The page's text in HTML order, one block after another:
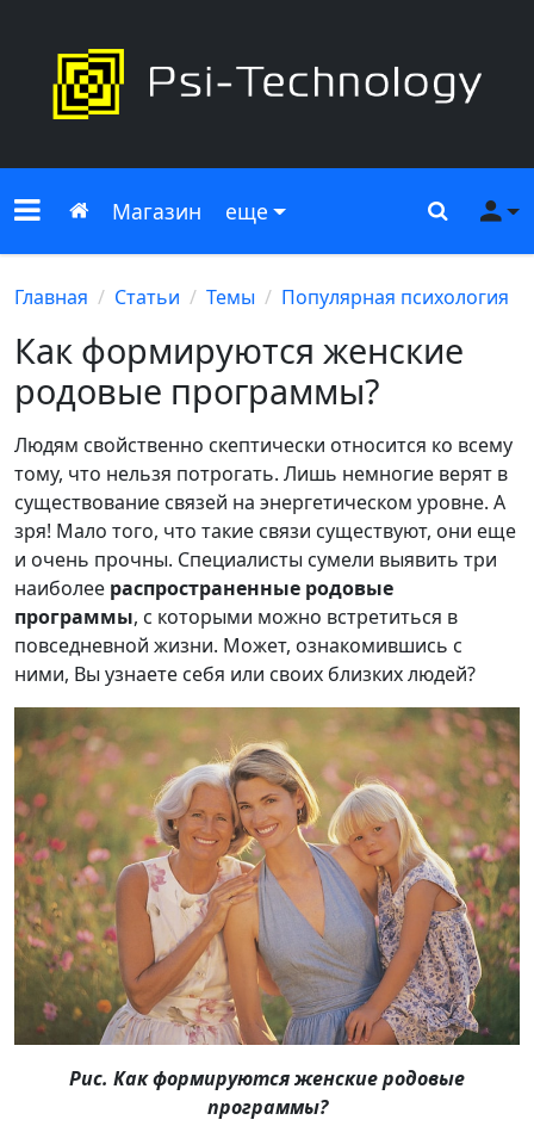
Меню сайта
Главная
Магазин еще Поиск
Главная Статьи Темы Популярная психология
Как формируются женские
родовые программы?
Людям свойственно скептически относится ко всему
тому, что нельзя потрогать. Лишь немногие верят в
существование связей на энергетическом уровне. А
зря! Мало того, что такие связи существуют, они еще
и очень прочны. Специалисты сумели выявить три
наиболее распространенные родовые
программы, с которыми можно встретиться в
повседневной жизни. Может, ознакомившись с
ними, Вы узнаете себя или своих близких людей?
Рис. Как формируются женские родовые
программы?